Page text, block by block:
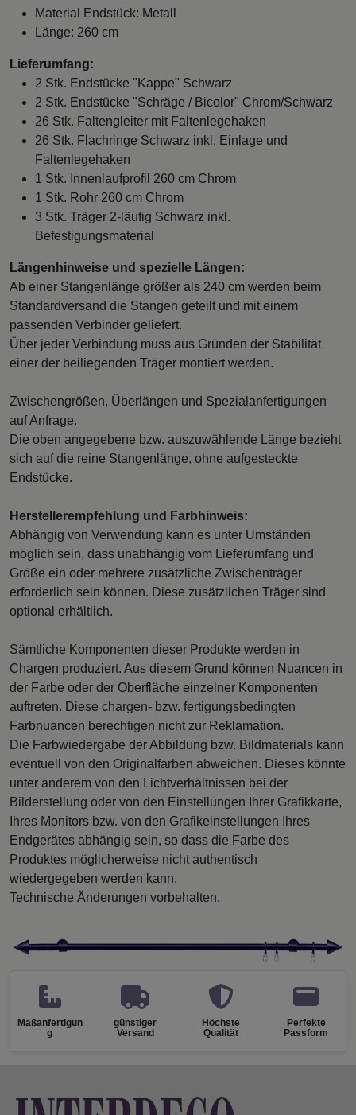
Material Endstück: Metall
Länge: 260 cm
Lieferumfang:
2 Stk. Endstücke "Kappe" Schwarz
2 Stk. Endstücke "Schräge / Bicolor" Chrom/Schwarz
26 Stk. Faltengleiter mit Faltenlegehaken
26 Stk. Flachringe Schwarz inkl. Einlage und
Faltenlegehaken
1 Stk. Innenlaufprofil 260 cm Chrom
1 Stk. Rohr 260 cm Chrom
3 Stk. Träger 2-läufig Schwarz inkl.
Befestigungsmaterial
Längenhinweise und spezielle Längen:
Ab einer Stangenlänge größer als 240 cm werden beim
Standardversand die Stangen geteilt und mit einem
passenden Verbinder geliefert.
Über jeder Verbindung muss aus Gründen der Stabilität
einer der beiliegenden Träger montiert werden.
Zwischengrößen, Überlängen und Spezialanfertigungen
auf Anfrage.
Die oben angegebene bzw. auszuwählende Länge bezieht
sich auf die reine Stangenlänge, ohne aufgesteckte
Endstücke.
Herstellerempfehlung und Farbhinweis:
Abhängig von Verwendung kann es unter Umständen
möglich sein, dass unabhängig vom Lieferumfang und
Größe ein oder mehrere zusätzliche Zwischenträger
erforderlich sein können. Diese zusätzlichen Träger sind
optional erhältlich.
Sämtliche Komponenten dieser Produkte werden in
Chargen produziert. Aus diesem Grund können Nuancen in
der Farbe oder der Oberfläche einzelner Komponenten
auftreten. Diese chargen- bzw. fertigungsbedingten
Farbnuancen berechtigen nicht zur Reklamation.
Die Farbwiedergabe der Abbildung bzw. Bildmaterials kann
eventuell von den Originalfarben abweichen. Dieses könnte
unter anderem von den Lichtverhältnissen bei der
Bilderstellung oder von den Einstellungen Ihrer Grafikkarte,
Ihres Monitors bzw. von den Grafikeinstellungen Ihres
Endgerätes abhängig sein, so dass die Farbe des
Produktes möglicherweise nicht authentisch
wiedergegeben werden kann.
Technische Änderungen vorbehalten.
Maßanfertigun
g
günstiger
Versand
Höchste
Qualität
Perfekte
Passform